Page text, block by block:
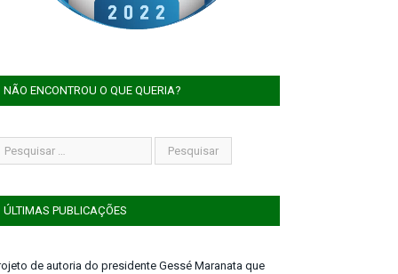
NÃO ENCONTROU O QUE QUERIA?
ÚLTIMAS PUBLICAÇÕES
de autoria do presidente Gessé Maranata que